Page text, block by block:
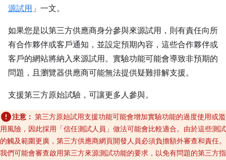
源試用」一文。
如果您是以第三方供應商身分參與來源試用，則有責任向所
有合作夥伴或客戶通知，並設定預期內容，這些合作夥伴或
客戶的網站將納入來源試用。實驗功能可能會導致非預期的
問題，且瀏覽器供應商可能無法提供疑難排解支援。
支援第三方原始試驗，可讓更多人參與。
注意： 第三方原始試用支援功能可能會增加實驗功能的過度使用或濫
用風險，因此採用「信任測試人員」做法可能會比較適合。由於這些測試
的觸及範圍更廣，第三方供應商網頁開發人員必須負擔額外審查和責任。
我們可能會審查啟用第三方來源測試功能的要求，以免有問題的第三方指